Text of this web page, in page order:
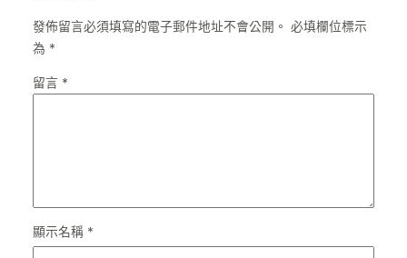
發佈留言必須填寫的電子郵件地址不會公開。 必填欄位標示
為 *
留言 *
顯示名稱 *